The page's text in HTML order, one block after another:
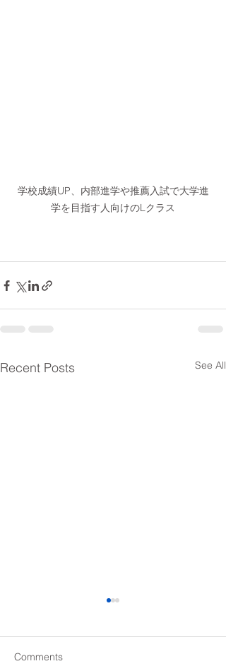
学校成績UP、内部進学や推薦入試で大学進
学を目指す人向けのLクラス
Recent Posts See All
Comments